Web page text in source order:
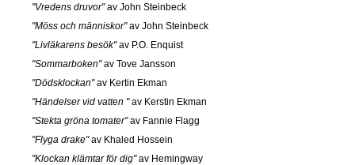
"Vredens druvor"av John Steinbeck
"Möss och människor"av John Steinbeck
"Livläkarens besök"av P.O. Enquist
"Sommarboken"av Tove Jansson
"Dödsklockan"av Kertin Ekman
"Händelser vid vatten "av Kerstin Ekman
"Stekta gröna tomater"av Fannie Flagg
"Flyga drake"av Khaled Hossein
"Klockan klämtar för dig"av Hemingway